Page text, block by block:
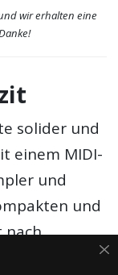
wir erhalten eine
solider und
einem MIDI-
und
und
nach